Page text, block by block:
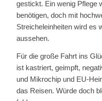
gestickt. Ein wenig Pflege
benötigen, doch mit
Streicheleinheiten wird es
aussehen.
Für die große Fahrt ins
ist kastriert, geimpft,
und Mikrochip und EU-
das Reisen. Würde doch